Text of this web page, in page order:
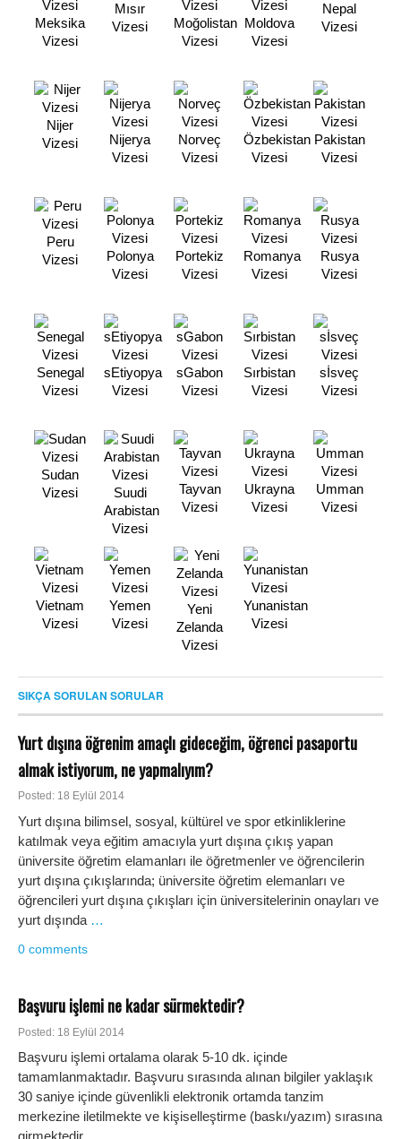
Meksika
Vizesi
Mısır
Vizesi
Moğolistan
Vizesi
Moldova
Vizesi
Nepal
Vizesi
Nijer
Vizesi
Nijerya
Vizesi
Norveç
Vizesi
Özbekistan
Vizesi
Pakistan
Vizesi
Peru
Vizesi
Polonya
Vizesi
Portekiz
Vizesi
Romanya
Vizesi
Rusya
Vizesi
Senegal
Vizesi
sEtiyopya
Vizesi
sGabon
Vizesi
Sırbistan
Vizesi
sİsveç
Vizesi
Sudan
Vizesi
Suudi
Arabistan
Vizesi
Tayvan
Vizesi
Ukrayna
Vizesi
Umman
Vizesi
Vietnam
Vizesi
Yemen
Vizesi
Yeni
Zelanda
Vizesi
Yunanistan
Vizesi
SIKÇA SORULAN SORULAR
Yurt dışına öğrenim amaçlı gideceğim, öğrenci pasaportu
almak istiyorum, ne yapmalıyım?
Posted: 18 Eylül 2014
Yurt dışına bilimsel, sosyal, kültürel ve spor etkinliklerine
katılmak veya eğitim amacıyla yurt dışına çıkış yapan
üniversite öğretim elamanları ile öğretmenler ve öğrencilerin
yurt dışına çıkışlarında; üniversite öğretim elemanları ve
öğrencileri yurt dışına çıkışları için üniversitelerinin onayları ve
yurt dışında …
0 comments
Başvuru işlemi ne kadar sürmektedir?
Posted: 18 Eylül 2014
Başvuru işlemi ortalama olarak 5-10 dk. içinde
tamamlanmaktadır. Başvuru sırasında alınan bilgiler yaklaşık
30 saniye içinde güvenlikli elektronik ortamda tanzim
merkezine iletilmekte ve kişiselleştirme (baskı/yazım) sırasına
girmektedir.